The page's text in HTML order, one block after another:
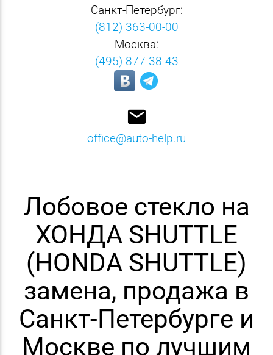
Санкт-Петербург:
(812) 363-00-00
Москва:
(495) 877-38-43
email
office@auto-help.ru
Лобовое стекло на
ХОНДА SHUTTLE
(HONDA SHUTTLE)
замена, продажа в
Санкт-Петербурге и
Москве по лучшим